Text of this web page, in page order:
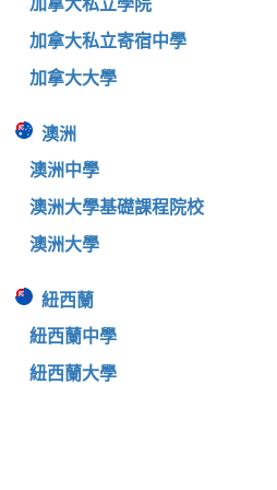
加拿大私立學院
加拿大私立寄宿中學
加拿大大學
澳洲
澳洲中學
澳洲大學基礎課程院校
澳洲大學
紐西蘭
紐西蘭中學
紐西蘭大學